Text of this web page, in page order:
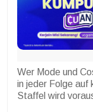
Wer Mode und
in jeder Folge auf
Staffel wird